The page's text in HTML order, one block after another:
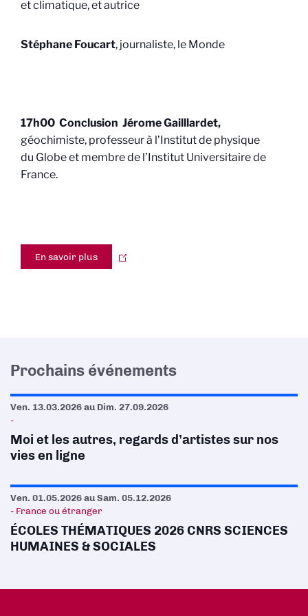
et climatique, et autrice
Stéphane Foucart, journaliste, le Monde
17h00 Conclusion Jérome Gailllardet,
géochimiste, professeur à l’Institut de physique
du Globe et membre de l’Institut Universitaire de
France.
En savoir plus
Prochains événements
Ven. 13.03.2026au Dim. 27.09.2026
-
Moi et les autres, regards d’artistes sur nos
vies en ligne
Ven. 01.05.2026auSam. 05.12.2026
- France ou étranger
ÉCOLES THÉMATIQUES 2026 CNRS SCIENCES
HUMAINES & SOCIALES